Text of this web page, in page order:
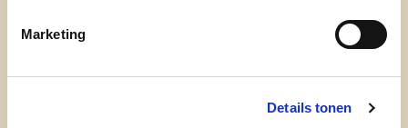
Marketing
Details tonen
waarom cd&v